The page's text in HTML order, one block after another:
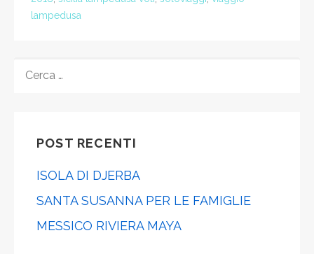
lampedusa
PER:
POST RECENTI
ISOLA DI DJERBA
SANTA SUSANNA PER LE FAMIGLIE
MESSICO RIVIERA MAYA